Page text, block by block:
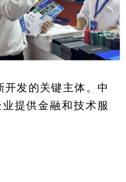
发的关键主体。中
提供金融和技术服